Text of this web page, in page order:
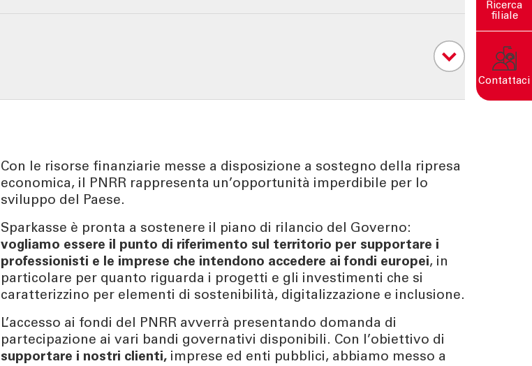
da decisioni consapevoli.
Ricerca
filiale
Contattaci
Con le risorse finanziarie messe a disposizione a sostegno della ripresa
economica, il PNRR rappresenta un’opportunità imperdibile per lo
sviluppo del Paese.
Sparkasse è pronta a sostenere il piano di rilancio del Governo:
vogliamo essere il punto di riferimento sul territorio per supportare i
professionisti e le imprese che intendono accedere ai fondi europei, in
particolare per quanto riguarda i progetti e gli investimenti che si
caratterizzino per elementi di sostenibilità, digitalizzazione e inclusione.
L’accesso ai fondi del PNRR avverrà presentando domanda di
partecipazione ai vari bandi governativi disponibili. Con l’obiettivo di
supportare i nostri clienti, imprese ed enti pubblici, abbiamo messo a